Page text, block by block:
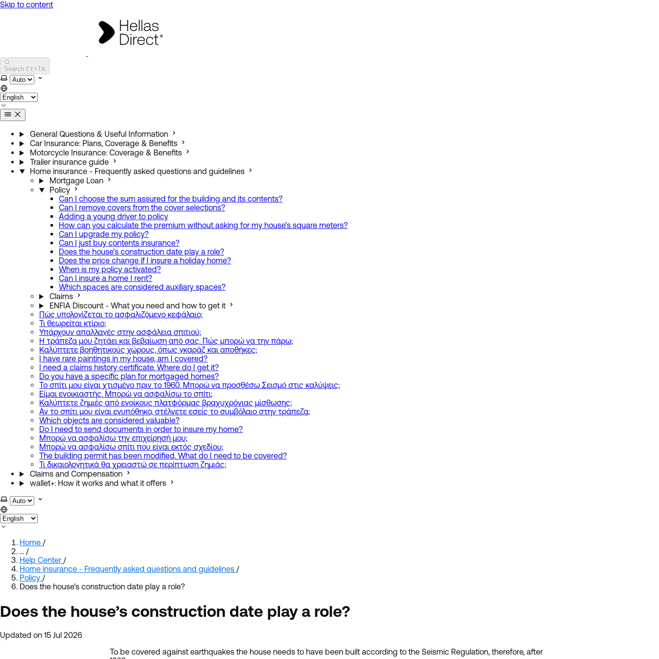
Skip to content
Search CtrlK
Select theme
General Questions & Useful Information
Car Insurance: Plans, Coverage & Benefits
Motorcycle Insurance: Coverage & Benefits
Trailer insurance guide
Home insurance - Frequently asked questions and guidelines
Mortgage Loan
Policy
Can I choose the sum assured for the building and its contents?
Can I remove covers from the cover selections?
Adding a young driver to policy
How can you calculate the premium without asking for my house’s square meters?
Can I upgrade my policy?
Can I just buy contents insurance?
Does the house’s construction date play a role?
Does the price change if I insure a holiday home?
When is my policy activated?
Can I insure a home I rent?
Which spaces are considered auxiliary spaces?
Claims
ENFIA Discount - What you need and how to get it
Πώς υπολογίζεται το ασφαλιζόμενο κεφάλαιο;
Τι θεωρείται κτίριο;
Υπάρχουν απαλλαγές στην ασφάλεια σπιτιού;
Η τράπεζα μου ζητάει και βεβαίωση από σας. Πώς μπορώ να την πάρω;
Καλύπτετε βοηθητικούς χώρους, όπως γκαράζ και αποθήκες;
I have rare paintings in my house, am I covered?
I need a claims history certificate. Where do I get it?
Do you have a specific plan for mortgaged homes?
Το σπίτι μου είναι χτισμένο πριν το 1960. Μπορώ να προσθέσω Σεισμό στις καλύψεις;
Είμαι ενοικιαστής. Μπορώ να ασφαλίσω το σπίτι;
Καλύπτετε ζημιές από ενοίκους πλατφόρμας βραχυχρόνιας μίσθωσης;
Αν το σπίτι μου είναι ενυπόθηκο, στέλνετε εσείς το συμβόλαιο στην τράπεζα;
Which objects are considered valuable?
Do I need to send documents in order to insure my home?
Μπορώ να ασφαλίσω την επιχείρησή μου;
Μπορώ να ασφαλίσω σπίτι που είναι εκτός σχεδίου;
The building permit has been modified. What do I need to be covered?
Τι δικαιολογητικά θα χρειαστώ σε περίπτωση ζημιάς;
Claims and Compensation
wallet+: How it works and what it offers
Select theme
Home /
… /
Help Center /
Home insurance - Frequently asked questions and guidelines /
Policy /
Does the house’s construction date play a role?
Does the house’s construction date play a role?
Updated on 15 Jul 2026
To be covered against earthquakes the house needs to have been built according to the Seismic Regulation, therefore, after